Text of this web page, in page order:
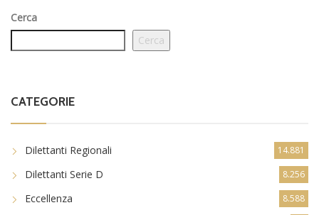
Cerca
Cerca
CATEGORIE
Dilettanti Regionali 14.881
Dilettanti Serie D 8.256
Eccellenza 8.588